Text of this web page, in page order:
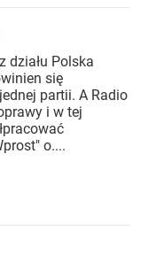
działu Polska
się
partii. A Radio
i w tej
o....